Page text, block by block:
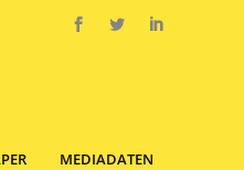
MEDIADATEN